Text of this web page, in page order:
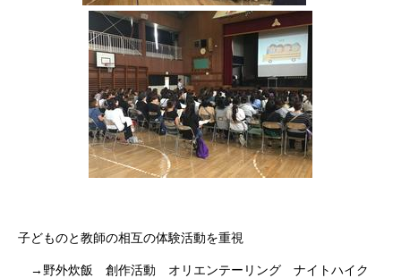
子どものと教師の相互の体験活動を重視
→野外炊飯 創作活動 オリエンテーリング ナイトハイク